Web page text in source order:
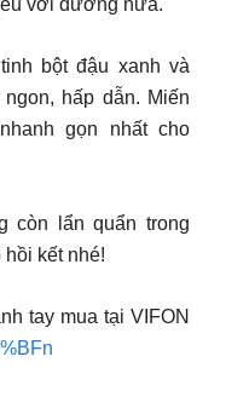
bột đậu xanh và
hấp dẫn. Miến
gọn nhất cho
còn lẩn quẩn trong
kết nhé!
tay mua tại VIFON